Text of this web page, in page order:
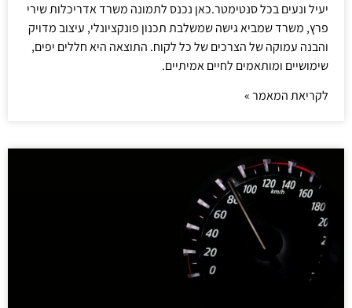
יעיל ונעים בכל סנטימטר.כאן נכנס לתמונה משרד אדריכלות שירי
פרץ, משרד שמביא גישה שמשלבת תכנון פונקציונלי, עיצוב מדויק
והבנה עמוקה של הצרכים של כל לקוח. התוצאה היא חללים יפים,
שימושיים ומותאמים לחיים אמיתיים.
לקריאת המאמר »